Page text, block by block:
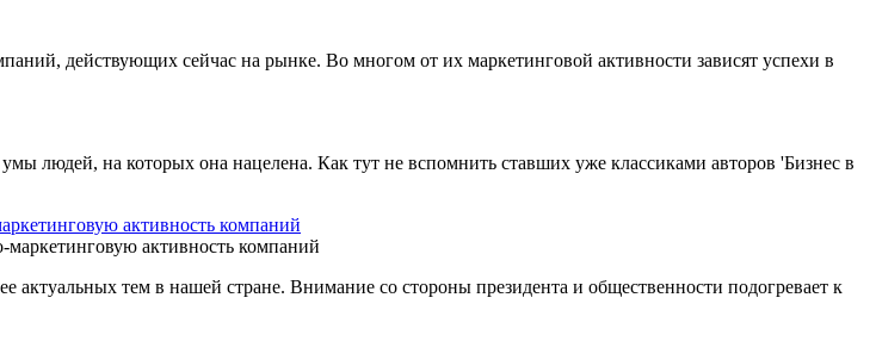
действующих сейчас на рынке. Во многом от их маркетинговой активности зависят успехи в
людей, на которых она нацелена. Как тут не вспомнить ставших уже классиками авторов 'Бизнес в
активность компаний
актуальных тем в нашей стране. Внимание со стороны президента и общественности подогревает к